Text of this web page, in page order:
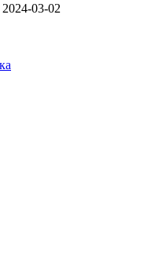
2024-03-02